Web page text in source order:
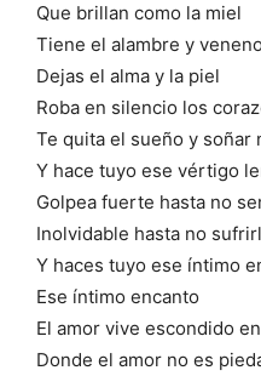
Que brillan como la miel
Tiene el alambre y
Dejas el alma y la piel
Roba en silencio los
Te quita el sueño y soñar
Y hace tuyo ese vértigo
Golpea fuerte hasta no
Inolvidable hasta no
Y haces tuyo ese íntimo
Ese íntimo encanto
El amor vive escondido
Donde el amor no es